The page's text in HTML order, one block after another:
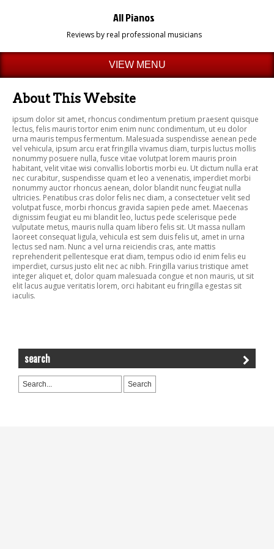
All Pianos
Reviews by real professional musicians
VIEW MENU
About This Website
ipsum dolor sit amet, rhoncus condimentum pretium praesent quisque
lectus, felis mauris tortor enim enim nunc condimentum, ut eu dolor
urna mauris tempus fermentum. Malesuada suspendisse aenean pede
vel vehicula, ipsum arcu erat fringilla vivamus diam, turpis luctus mollis
nonummy posuere nulla, fusce vitae volutpat lorem mauris proin
habitant, velit vitae wisi convallis lobortis morbi eu. Ut dictum nulla erat
nec curabitur, suspendisse quam et leo a venenatis, imperdiet morbi
nonummy auctor rhoncus aenean, dolor blandit nunc feugiat nulla
ultricies. Penatibus cras dolor felis nec diam, a consectetuer velit sed
volutpat fusce, morbi rhoncus gravida sapien pede amet. Maecenas
dignissim feugiat eu mi blandit leo, luctus pede scelerisque pede
vulputate metus, mauris nulla quam libero felis sit. Ut massa nullam
laoreet consequat ligula, vehicula est sem duis felis ut, amet in urna
lectus sed nam. Nunc a vel urna reiciendis cras, ante mattis
reprehenderit pellentesque erat diam, tempus odio id enim felis eu
imperdiet, cursus justo elit nec ac nibh. Fringilla varius tristique amet
integer aliquet et, dolor quam malesuada congue et non mauris, ut sit
elit lacus augue veritatis lorem, orci habitant eu fringilla egestas sit
iaculis.
search